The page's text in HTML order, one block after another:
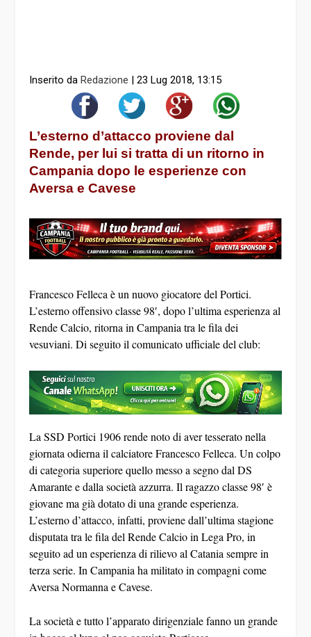
Inserito da Redazione |23 Lug 2018, 13:15
L’esterno d’attacco proviene dal
Rende, per lui si tratta di un ritorno in
Campania dopo le esperienze con
Aversa e Cavese
Francesco Felleca è un nuovo giocatore del Portici.
L’esterno offensivo classe 98′, dopo l’ultima esperienza al
Rende Calcio, ritorna in Campania tra le fila dei
vesuviani. Di seguito il comunicato ufficiale del club:
La SSD Portici 1906 rende noto di aver tesserato nella
giornata odierna il calciatore Francesco Felleca. Un colpo
di categoria superiore quello messo a segno dal DS
Amarante e dalla società azzurra. Il ragazzo classe 98′ è
giovane ma già dotato di una grande esperienza.
L’esterno d’attacco, infatti, proviene dall’ultima stagione
disputata tra le fila del Rende Calcio in Lega Pro, in
seguito ad un esperienza di rilievo al Catania sempre in
terza serie. In Campania ha militato in compagni come
Aversa Normanna e Cavese.
La società e tutto l’apparato dirigenziale fanno un grande